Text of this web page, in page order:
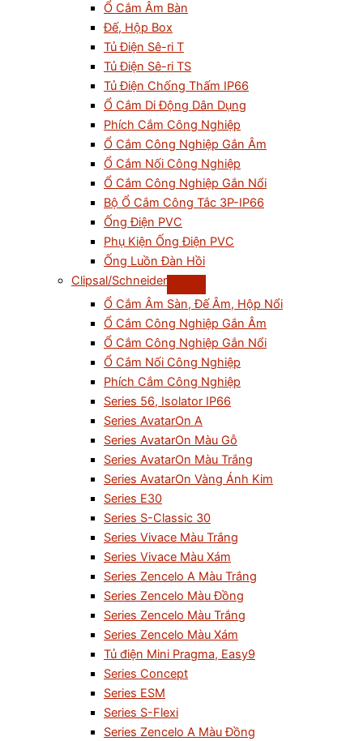
Ổ Cắm Âm Bàn
Đế, Hộp Box
Tủ Điện Sê-ri T
Tủ Điện Sê-ri TS
Tủ Điện Chống Thấm IP66
Ổ Cắm Di Động Dân Dụng
Phích Cắm Công Nghiệp
Ổ Cắm Công Nghiệp Gắn Âm
Ổ Cắm Nối Công Nghiệp
Ổ Cắm Công Nghiệp Gắn Nổi
Bộ Ổ Cắm Công Tắc 3P-IP66
Ống Điện PVC
Phụ Kiện Ống Điện PVC
Ống Luồn Đàn Hồi
Clipsal/Schneider
Ổ Cắm Âm Sàn, Đế Âm, Hộp Nổi
Ổ Cắm Công Nghiệp Gắn Âm
Ổ Cắm Công Nghiệp Gắn Nổi
Ổ Cắm Nối Công Nghiệp
Phích Cắm Công Nghiệp
Series 56, Isolator IP66
Series AvatarOn A
Series AvatarOn Màu Gỗ
Series AvatarOn Màu Trắng
Series AvatarOn Vàng Ánh Kim
Series E30
Series S-Classic 30
Series Vivace Màu Trắng
Series Vivace Màu Xám
Series Zencelo A Màu Trắng
Series Zencelo Màu Đồng
Series Zencelo Màu Trắng
Series Zencelo Màu Xám
Tủ điện Mini Pragma, Easy9
Series Concept
Series ESM
Series S-Flexi
Series Zencelo A Màu Đồng